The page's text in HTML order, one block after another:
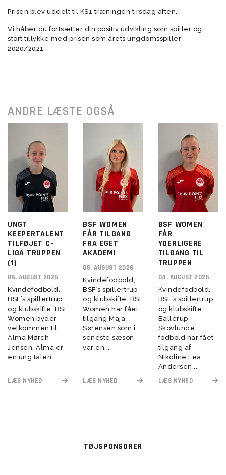
Prisen blev uddelt til KS1 træningen tirsdag aften.
Vi håber du fortsætter din positiv udvikling som spiller og
stort tillykke med prisen som årets ungdomsspiller
2020/2021
ANDRE LÆSTE OGSÅ
UNGT
KEEPERTALENT
TILFØJET C-
LIGA TRUPPEN
(1)
06. AUGUST 2026
Kvindefodbold,
BSF´s spillertrup
og klubskifte. BSF
Women byder
velkommen til
Alma Mørch
Jensen, Alma er
en ung talen...
LÆS NYHED
BSF WOMEN
FÅR TILGANG
FRA EGET
AKADEMI
05. AUGUST 2026
Kvindefodbold,
BSF´s spillertrup
og klubskifte. BSF
Women har fået
tilgang Maja
Sørensen som i
seneste sæson
var en...
LÆS NYHED
BSF WOMEN
FÅR
YDERLIGERE
TILGANG TIL
TRUPPEN
04. AUGUST 2026
Kvindefodbold,
BSF´s spillertrup
og klubskifte.
Ballerup-
Skovlunde
fodbold har fået
tilgang af
Nikoline Lea
Andersen...
LÆS NYHED
TØJSPONSORER